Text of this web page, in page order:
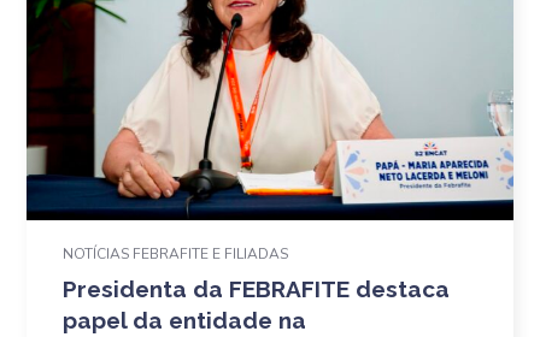
NOTÍCIAS FEBRAFITE E FILIADAS
Presidenta da FEBRAFITE destaca
papel da entidade na